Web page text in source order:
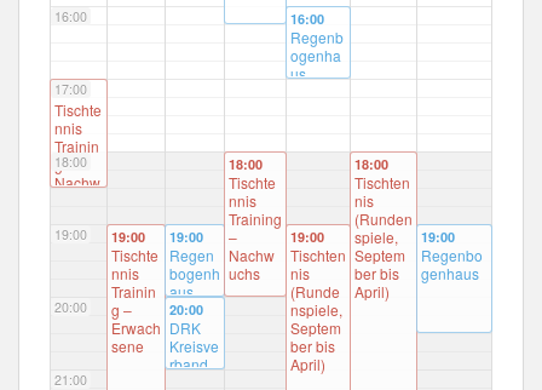
16:00
17:00
18:00
19:00
20:00
21:00
17:00
Tischte
nnis
Trainin
g –
Nachw
er
19:00
Tischte
nnis
Trainin
g –
Erwach
sene
19:00
Regen
bogenh
aus
20:00
DRK
Kreisve
rband
18:00
Tischte
nnis
Training
–
Nachw
uchs
16:00
Regenb
ogenha
us
19:00
Tischten
nis
(Runde
nspiele,
Septem
ber bis
April)
18:00
Tischten
nis
(Runden
spiele,
Septem
ber bis
April)
19:00
Regenbo
genhaus